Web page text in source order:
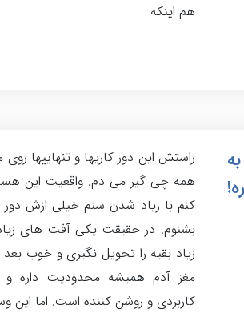
هم اینکه
راستش این دور کاریها و تنهاییها
همه چی گیر می دم. واقعیت این
کنم با زیاد شدن سنم خیلی ازش
بشنوم. در حقیقت یکی آفت های
زیاد بقیه را تحویل نگیری و خوب
مغز آدم همیشه محدودیت داره و
کاربردی و روشن کننده است. اما